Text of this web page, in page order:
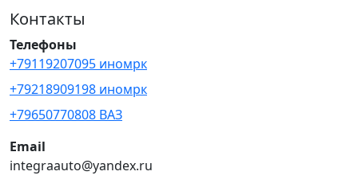
Контакты
Телефоны
+79119207095 иномрк
+79218909198 иномрк
+79650770808 ВАЗ
Email
integraauto@yandex.ru